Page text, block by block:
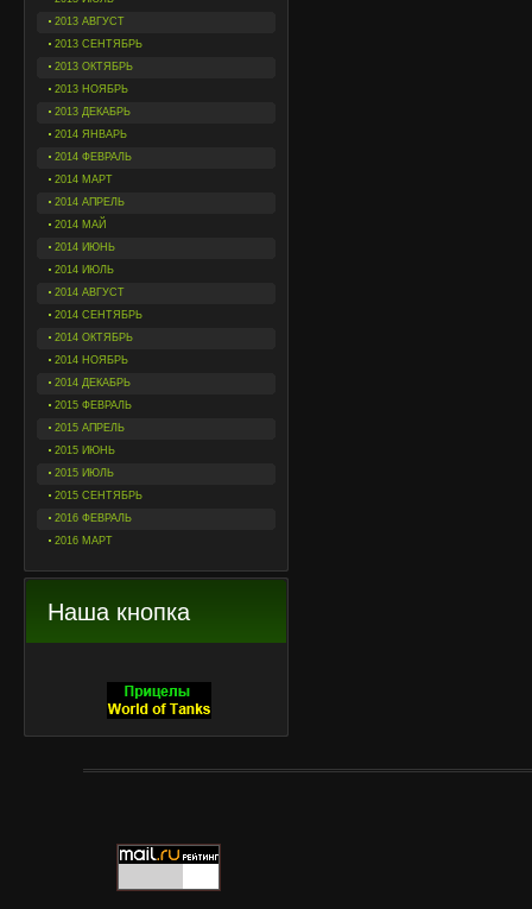
2013 АВГУСТ
2013 СЕНТЯБРЬ
2013 ОКТЯБРЬ
2013 НОЯБРЬ
2013 ДЕКАБРЬ
2014 ЯНВАРЬ
2014 ФЕВРАЛЬ
2014 МАРТ
2014 АПРЕЛЬ
2014 МАЙ
2014 ИЮНЬ
2014 ИЮЛЬ
2014 АВГУСТ
2014 СЕНТЯБРЬ
2014 ОКТЯБРЬ
2014 НОЯБРЬ
2014 ДЕКАБРЬ
2015 ФЕВРАЛЬ
2015 АПРЕЛЬ
2015 ИЮНЬ
2015 ИЮЛЬ
2015 СЕНТЯБРЬ
2016 ФЕВРАЛЬ
2016 МАРТ
Наша кнопка